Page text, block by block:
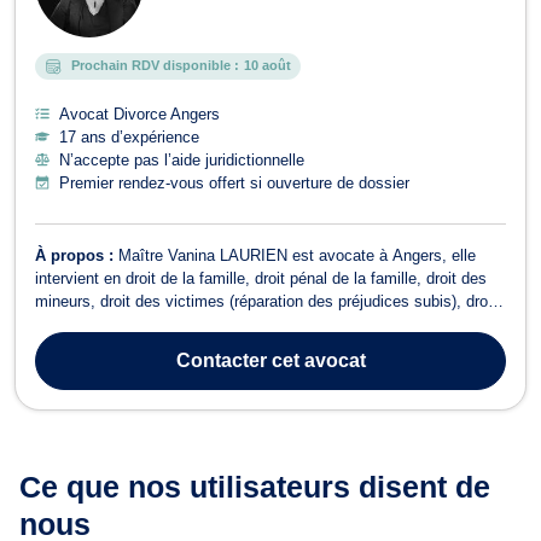
Prochain RDV disponible : 10 août
Avocat Divorce Angers
17 ans d’expérience
N’accepte pas l’aide juridictionnelle
Premier rendez-vous offert si ouverture de dossier
À propos : Maître Vanina LAURIEN est avocate à Angers, elle
intervient en droit de la famille, droit pénal de la famille, droit des
mineurs, droit des victimes (réparation des préjudices subis), droit
Maître LAURIEN vous accompagne en cas de problématique
familiaux te...
Contactercet avocat
Ce que nos utilisateurs disent de
nous